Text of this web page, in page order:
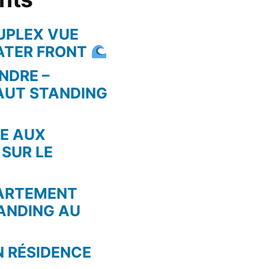
VUE
FRONT
–
STANDING
AUX
LE
AU
RÉSIDENCE